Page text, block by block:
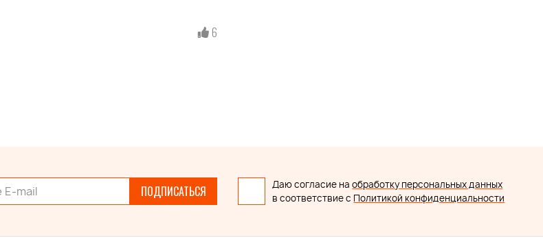
6
ПОДПИСАТЬСЯ Даю согласие наобработку персональных данных
в соответствие с Политикой конфиденциальности